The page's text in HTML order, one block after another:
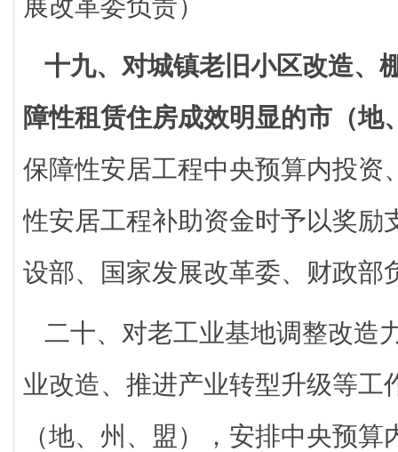
展改革委负责）
十九、对城镇老旧小区改造、
障性租赁住房成效明显的市（地
保障性安居工程中央预算内投资
性安居工程补助资金时予以奖励
设部、国家发展改革委、财政部
二十、对老工业基地调整改造
业改造、推进产业转型升级等工
（地、州、盟），安排中央预